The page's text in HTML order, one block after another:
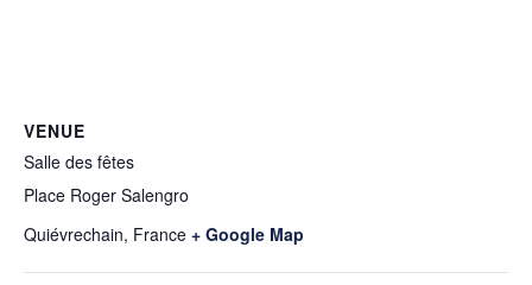
VENUE
Salle des fêtes
Place Roger Salengro
Quiévrechain, France + Google Map